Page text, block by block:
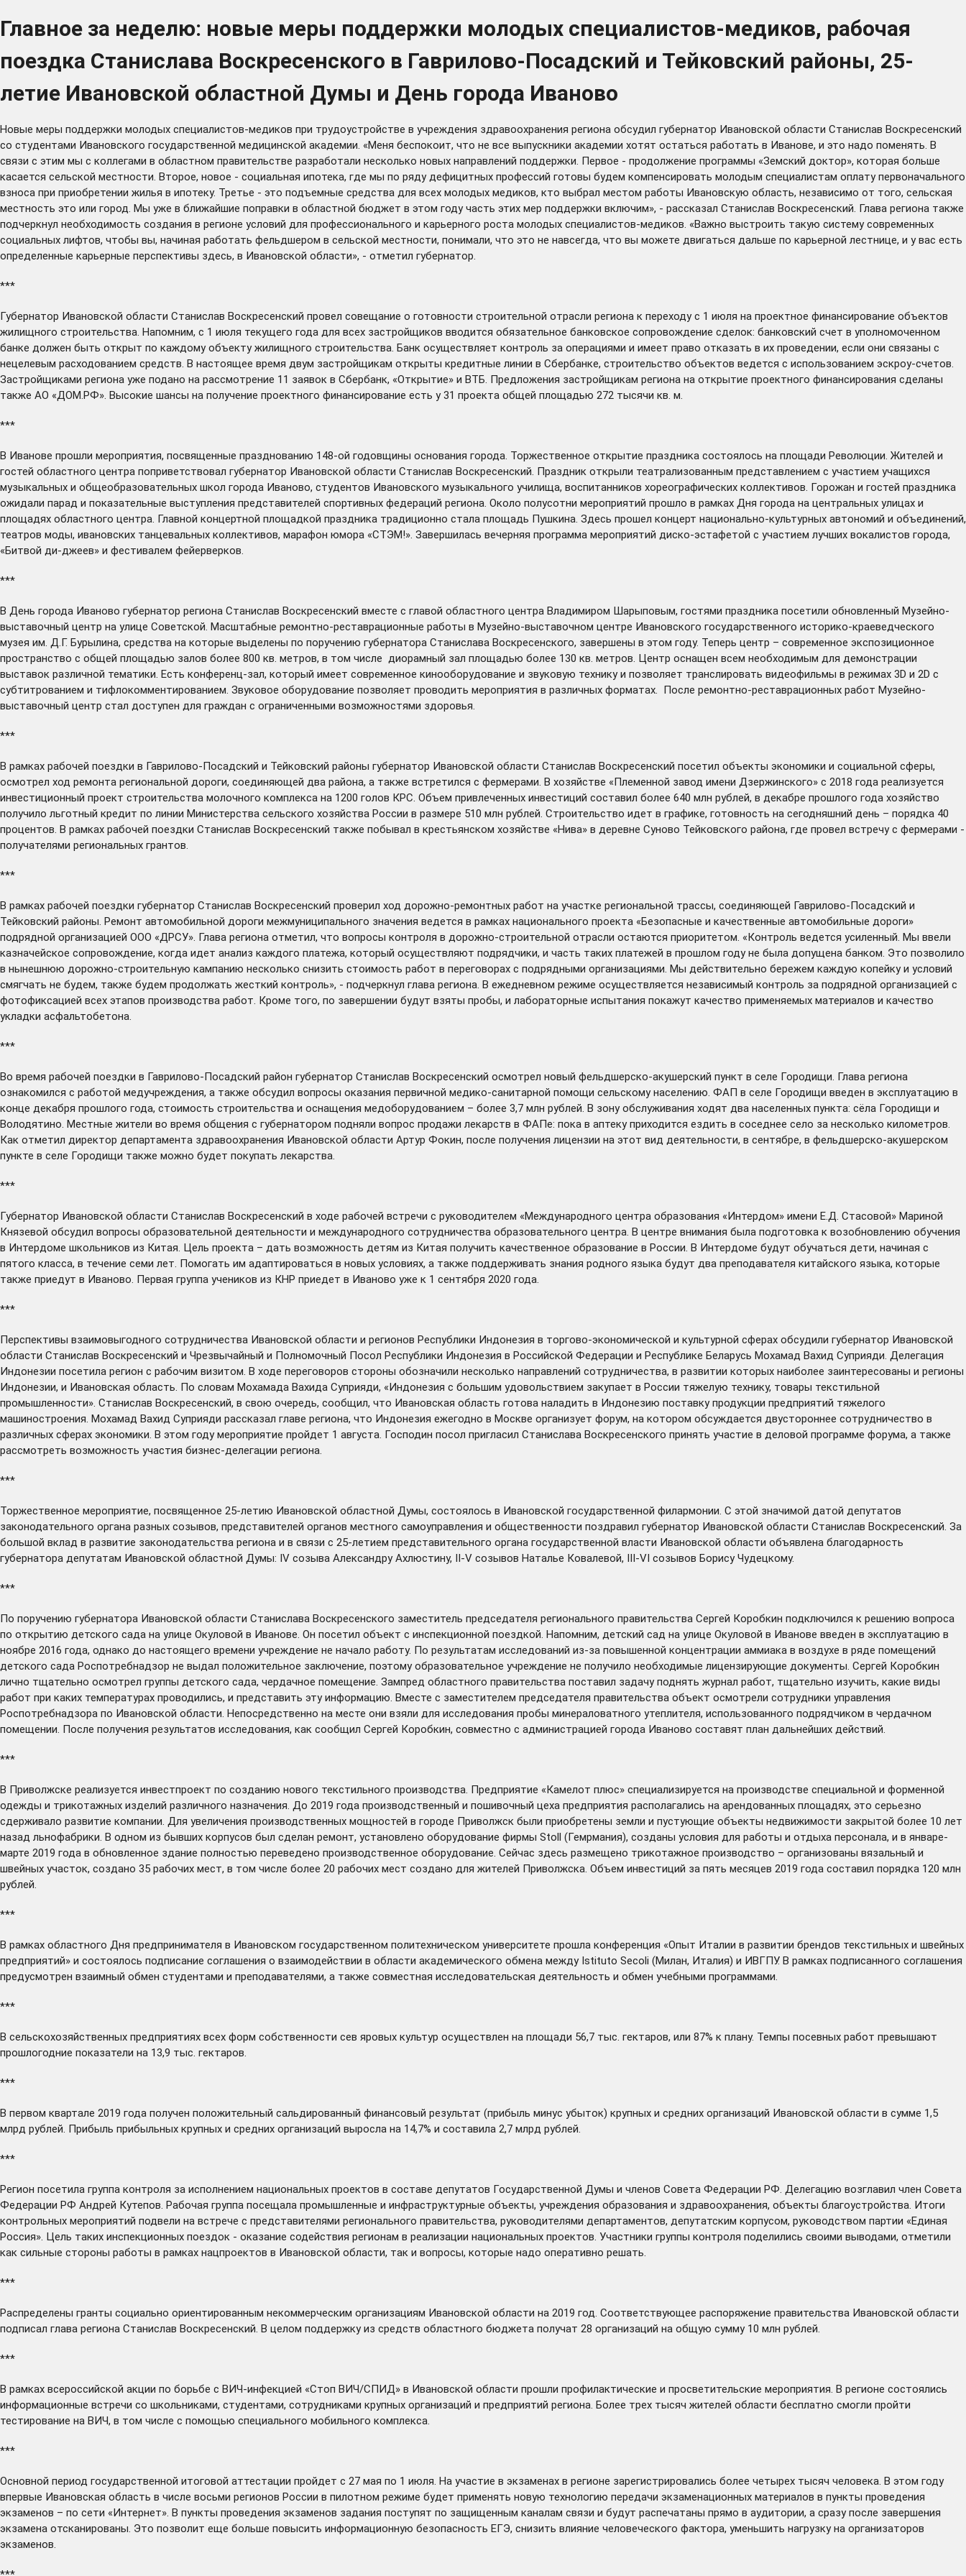
Главное за неделю: новые меры поддержки молодых специалистов-медиков, рабочая
поездка Станислава Воскресенского в Гаврилово-Посадский и Тейковский районы, 25-
летие Ивановской областной Думы и День города Иваново
Новые меры поддержки молодых специалистов-медиков при трудоустройстве в учреждения здравоохранения региона обсудил губернатор Ивановской области Станислав Воскресенский
со студентами Ивановского государственной медицинской академии. «Меня беспокоит, что не все выпускники академии хотят остаться работать в Иванове, и это надо поменять. В
связи с этим мы с коллегами в областном правительстве разработали несколько новых направлений поддержки. Первое - продолжение программы «Земский доктор», которая больше
касается сельской местности. Второе, новое - социальная ипотека, где мы по ряду дефицитных профессий готовы будем компенсировать молодым специалистам оплату первоначального
взноса при приобретении жилья в ипотеку. Третье - это подъемные средства для всех молодых медиков, кто выбрал местом работы Ивановскую область, независимо от того, сельская
местность это или город. Мы уже в ближайшие поправки в областной бюджет в этом году часть этих мер поддержки включим», - рассказал Станислав Воскресенский. Глава региона также
подчеркнул необходимость создания в регионе условий для профессионального и карьерного роста молодых специалистов-медиков. «Важно выстроить такую систему современных
социальных лифтов, чтобы вы, начиная работать фельдшером в сельской местности, понимали, что это не навсегда, что вы можете двигаться дальше по карьерной лестнице, и у вас есть
определенные карьерные перспективы здесь, в Ивановской области», - отметил губернатор.
***
Губернатор Ивановской области Станислав Воскресенский провел совещание о готовности строительной отрасли региона к переходу с 1 июля на проектное финансирование объектов
жилищного строительства. Напомним, с 1 июля текущего года для всех застройщиков вводится обязательное банковское сопровождение сделок: банковский счет в уполномоченном
банке должен быть открыт по каждому объекту жилищного строительства. Банк осуществляет контроль за операциями и имеет право отказать в их проведении, если они связаны с
нецелевым расходованием средств. В настоящее время двум застройщикам открыты кредитные линии в Сбербанке, строительство объектов ведется с использованием эскроу-счетов.
Застройщиками региона уже подано на рассмотрение 11 заявок в Сбербанк, «Открытие» и ВТБ. Предложения застройщикам региона на открытие проектного финансирования сделаны
также АО «ДОМ.РФ». Высокие шансы на получение проектного финансирование есть у 31 проекта общей площадью 272 тысячи кв. м.
***
В Иванове прошли мероприятия, посвященные празднованию 148-ой годовщины основания города. Торжественное открытие праздника состоялось на площади Революции. Жителей и
гостей областного центра поприветствовал губернатор Ивановской области Станислав Воскресенский. Праздник открыли театрализованным представлением с участием учащихся
музыкальных и общеобразовательных школ города Иваново, студентов Ивановского музыкального училища, воспитанников хореографических коллективов. Горожан и гостей праздника
ожидали парад и показательные выступления представителей спортивных федераций региона. Около полусотни мероприятий прошло в рамках Дня города на центральных улицах и
площадях областного центра. Главной концертной площадкой праздника традиционно стала площадь Пушкина. Здесь прошел концерт национально-культурных автономий и объединений,
театров моды, ивановских танцевальных коллективов, марафон юмора «СТЭМ!». Завершилась вечерняя программа мероприятий диско-эстафетой с участием лучших вокалистов города,
«Битвой ди-джеев» и фестивалем фейерверков.
***
В День города Иваново губернатор региона Станислав Воскресенский вместе с главой областного центра Владимиром Шарыповым, гостями праздника посетили обновленный Музейно-
выставочный центр на улице Советской. Масштабные ремонтно-реставрационные работы в Музейно-выставочном центре Ивановского государственного историко-краеведческого
музея им. Д.Г. Бурылина, средства на которые выделены по поручению губернатора Станислава Воскресенского, завершены в этом году. Теперь центр – современное экспозиционное
пространство с общей площадью залов более 800 кв. метров, в том числе диорамный зал площадью более 130 кв. метров. Центр оснащен всем необходимым для демонстрации
выставок различной тематики. Есть конференц-зал, который имеет современное кинооборудование и звуковую технику и позволяет транслировать видеофильмы в режимах 3D и 2D с
субтитрованием и тифлокомментированием. Звуковое оборудование позволяет проводить мероприятия в различных форматах. После ремонтно-реставрационных работ Музейно-
выставочный центр стал доступен для граждан с ограниченными возможностями здоровья.
***
В рамках рабочей поездки в Гаврилово-Посадский и Тейковский районы губернатор Ивановской области Станислав Воскресенский посетил объекты экономики и социальной сферы,
осмотрел ход ремонта региональной дороги, соединяющей два района, а также встретился с фермерами. В хозяйстве «Племенной завод имени Дзержинского» с 2018 года реализуется
инвестиционный проект строительства молочного комплекса на 1200 голов КРС. Объем привлеченных инвестиций составил более 640 млн рублей, в декабре прошлого года хозяйство
получило льготный кредит по линии Министерства сельского хозяйства России в размере 510 млн рублей. Строительство идет в графике, готовность на сегодняшний день – порядка 40
процентов. В рамках рабочей поездки Станислав Воскресенский также побывал в крестьянском хозяйстве «Нива» в деревне Суново Тейковского района, где провел встречу с фермерами -
получателями региональных грантов.
***
В рамках рабочей поездки губернатор Станислав Воскресенский проверил ход дорожно-ремонтных работ на участке региональной трассы, соединяющей Гаврилово-Посадский и
Тейковский районы. Ремонт автомобильной дороги межмуниципального значения ведется в рамках национального проекта «Безопасные и качественные автомобильные дороги»
подрядной организацией ООО «ДРСУ». Глава региона отметил, что вопросы контроля в дорожно-строительной отрасли остаются приоритетом. «Контроль ведется усиленный. Мы ввели
казначейское сопровождение, когда идет анализ каждого платежа, который осуществляют подрядчики, и часть таких платежей в прошлом году не была допущена банком. Это позволило
в нынешнюю дорожно-строительную кампанию несколько снизить стоимость работ в переговорах с подрядными организациями. Мы действительно бережем каждую копейку и условий
смягчать не будем, также будем продолжать жесткий контроль», - подчеркнул глава региона. В ежедневном режиме осуществляется независимый контроль за подрядной организацией с
фотофиксацией всех этапов производства работ. Кроме того, по завершении будут взяты пробы, и лабораторные испытания покажут качество применяемых материалов и качество
укладки асфальтобетона.
***
Во время рабочей поездки в Гаврилово-Посадский район губернатор Станислав Воскресенский осмотрел новый фельдшерско-акушерский пункт в селе Городищи. Глава региона
ознакомился с работой медучреждения, а также обсудил вопросы оказания первичной медико-санитарной помощи сельскому населению. ФАП в селе Городищи введен в эксплуатацию в
конце декабря прошлого года, стоимость строительства и оснащения медоборудованием – более 3,7 млн рублей. В зону обслуживания ходят два населенных пункта: сёла Городищи и
Володятино. Местные жители во время общения с губернатором подняли вопрос продажи лекарств в ФАПе: пока в аптеку приходится ездить в соседнее село за несколько километров.
Как отметил директор департамента здравоохранения Ивановской области Артур Фокин, после получения лицензии на этот вид деятельности, в сентябре, в фельдшерско-акушерском
пункте в селе Городищи также можно будет покупать лекарства.
***
Губернатор Ивановской области Станислав Воскресенский в ходе рабочей встречи с руководителем «Международного центра образования «Интердом» имени Е.Д. Стасовой» Мариной
Князевой обсудил вопросы образовательной деятельности и международного сотрудничества образовательного центра. В центре внимания была подготовка к возобновлению обучения
в Интердоме школьников из Китая. Цель проекта – дать возможность детям из Китая получить качественное образование в России. В Интердоме будут обучаться дети, начиная с
пятого класса, в течение семи лет. Помогать им адаптироваться в новых условиях, а также поддерживать знания родного языка будут два преподавателя китайского языка, которые
также приедут в Иваново. Первая группа учеников из КНР приедет в Иваново уже к 1 сентября 2020 года.
***
Перспективы взаимовыгодного сотрудничества Ивановской области и регионов Республики Индонезия в торгово-экономической и культурной сферах обсудили губернатор Ивановской
области Станислав Воскресенский и Чрезвычайный и Полномочный Посол Республики Индонезия в Российской Федерации и Республике Беларусь Мохамад Вахид Суприяди. Делегация
Индонезии посетила регион с рабочим визитом. В ходе переговоров стороны обозначили несколько направлений сотрудничества, в развитии которых наиболее заинтересованы и регионы
Индонезии, и Ивановская область. По словам Мохамада Вахида Суприяди, «Индонезия с большим удовольствием закупает в России тяжелую технику, товары текстильной
промышленности». Станислав Воскресенский, в свою очередь, сообщил, что Ивановская область готова наладить в Индонезию поставку продукции предприятий тяжелого
машиностроения. Мохамад Вахид Суприяди рассказал главе региона, что Индонезия ежегодно в Москве организует форум, на котором обсуждается двустороннее сотрудничество в
различных сферах экономики. В этом году мероприятие пройдет 1 августа. Господин посол пригласил Станислава Воскресенского принять участие в деловой программе форума, а также
рассмотреть возможность участия бизнес-делегации региона.
***
Торжественное мероприятие, посвященное 25-летию Ивановской областной Думы, состоялось в Ивановской государственной филармонии. С этой значимой датой депутатов
законодательного органа разных созывов, представителей органов местного самоуправления и общественности поздравил губернатор Ивановской области Станислав Воскресенский. За
большой вклад в развитие законодательства региона и в связи с 25-летием представительного органа государственной власти Ивановской области объявлена благодарность
губернатора депутатам Ивановской областной Думы: IV созыва Александру Ахлюстину, II-V созывов Наталье Ковалевой, III-VI созывов Борису Чудецкому.
***
По поручению губернатора Ивановской области Станислава Воскресенского заместитель председателя регионального правительства Сергей Коробкин подключился к решению вопроса
по открытию детского сада на улице Окуловой в Иванове. Он посетил объект с инспекционной поездкой. Напомним, детский сад на улице Окуловой в Иванове введен в эксплуатацию в
ноябре 2016 года, однако до настоящего времени учреждение не начало работу. По результатам исследований из-за повышенной концентрации аммиака в воздухе в ряде помещений
детского сада Роспотребнадзор не выдал положительное заключение, поэтому образовательное учреждение не получило необходимые лицензирующие документы. Сергей Коробкин
лично тщательно осмотрел группы детского сада, чердачное помещение. Зампред областного правительства поставил задачу поднять журнал работ, тщательно изучить, какие виды
работ при каких температурах проводились, и представить эту информацию. Вместе с заместителем председателя правительства объект осмотрели сотрудники управления
Роспотребнадзора по Ивановской области. Непосредственно на месте они взяли для исследования пробы минераловатного утеплителя, использованного подрядчиком в чердачном
помещении. После получения результатов исследования, как сообщил Сергей Коробкин, совместно с администрацией города Иваново составят план дальнейших действий.
***
В Приволжске реализуется инвестпроект по созданию нового текстильного производства. Предприятие «Камелот плюс» специализируется на производстве специальной и форменной
одежды и трикотажных изделий различного назначения. До 2019 года производственный и пошивочный цеха предприятия располагались на арендованных площадях, это серьезно
сдерживало развитие компании. Для увеличения производственных мощностей в городе Приволжск были приобретены земли и пустующие объекты недвижимости закрытой более 10 лет
назад льнофабрики. В одном из бывших корпусов был сделан ремонт, установлено оборудование фирмы Stoll (Гемрмания), созданы условия для работы и отдыха персонала, и в январе-
марте 2019 года в обновленное здание полностью переведено производственное оборудование. Сейчас здесь размещено трикотажное производство – организованы вязальный и
швейных участок, создано 35 рабочих мест, в том числе более 20 рабочих мест создано для жителей Приволжска. Объем инвестиций за пять месяцев 2019 года составил порядка 120 млн
рублей.
***
В рамках областного Дня предпринимателя в Ивановском государственном политехническом университете прошла конференция «Опыт Италии в развитии брендов текстильных и швейных
предприятий» и состоялось подписание соглашения о взаимодействии в области академического обмена между Istituto Secoli (Милан, Италия) и ИВГПУ. В рамках подписанного соглашения
предусмотрен взаимный обмен студентами и преподавателями, а также совместная исследовательская деятельность и обмен учебными программами.
***
В сельскохозяйственных предприятиях всех форм собственности сев яровых культур осуществлен на площади 56,7 тыс. гектаров, или 87% к плану. Темпы посевных работ превышают
прошлогодние показатели на 13,9 тыс. гектаров.
***
В первом квартале 2019 года получен положительный сальдированный финансовый результат (прибыль минус убыток) крупных и средних организаций Ивановской области в сумме 1,5
млрд рублей. Прибыль прибыльных крупных и средних организаций выросла на 14,7% и составила 2,7 млрд рублей.
***
Регион посетила группа контроля за исполнением национальных проектов в составе депутатов Государственной Думы и членов Совета Федерации РФ. Делегацию возглавил член Совета
Федерации РФ Андрей Кутепов. Рабочая группа посещала промышленные и инфраструктурные объекты, учреждения образования и здравоохранения, объекты благоустройства. Итоги
контрольных мероприятий подвели на встрече с представителями регионального правительства, руководителями департаментов, депутатским корпусом, руководством партии «Единая
Россия». Цель таких инспекционных поездок - оказание содействия регионам в реализации национальных проектов. Участники группы контроля поделились своими выводами, отметили
как сильные стороны работы в рамках нацпроектов в Ивановской области, так и вопросы, которые надо оперативно решать.
***
Распределены гранты социально ориентированным некоммерческим организациям Ивановской области на 2019 год. Соответствующее распоряжение правительства Ивановской области
подписал глава региона Станислав Воскресенский. В целом поддержку из средств областного бюджета получат 28 организаций на общую сумму 10 млн рублей.
***
В рамках всероссийской акции по борьбе с ВИЧ-инфекцией «Стоп ВИЧ/СПИД» в Ивановской области прошли профилактические и просветительские мероприятия. В регионе состоялись
информационные встречи со школьниками, студентами, сотрудниками крупных организаций и предприятий региона. Более трех тысяч жителей области бесплатно смогли пройти
тестирование на ВИЧ, в том числе с помощью специального мобильного комплекса.
***
Основной период государственной итоговой аттестации пройдет с 27 мая по 1 июля. На участие в экзаменах в регионе зарегистрировались более четырех тысяч человека. В этом году
впервые Ивановская область в числе восьми регионов России в пилотном режиме будет применять новую технологию передачи экзаменационных материалов в пункты проведения
экзаменов – по сети «Интернет». В пункты проведения экзаменов задания поступят по защищенным каналам связи и будут распечатаны прямо в аудитории, а сразу после завершения
экзамена отсканированы. Это позволит еще больше повысить информационную безопасность ЕГЭ, снизить влияние человеческого фактора, уменьшить нагрузку на организаторов
экзаменов.